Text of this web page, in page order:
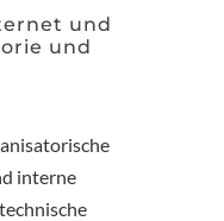
und
und
interne